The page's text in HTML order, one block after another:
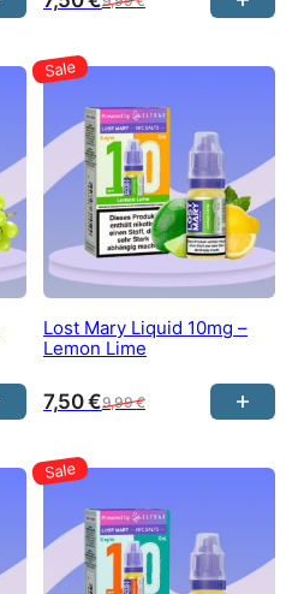
Lost Mary Liquid 10mg –
Lemon Lime
9,99€
7,50€